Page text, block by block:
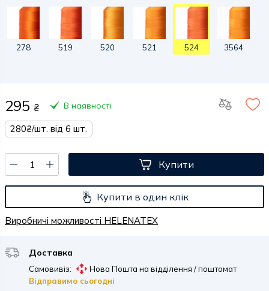
278 519 520 521 524 3564
295 ₴ В наявності
280₴/шт. від 6 шт.
Купити
Купити в один клік
Виробничі можливості HELENATEX
Доставка
Самовивіз:
Нова Пошта на відділення / поштомат
Відправимо сьогодні